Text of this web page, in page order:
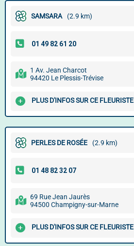
SAMSARA (2.9 km)
1 Av. Jean Charcot
94420 Le Plessis-Trévise
PLUS D'INFOS SUR CE FLEURISTE
PERLES DE ROSÉE (2.9 km)
69 Rue Jean Jaurès
94500 Champigny-sur-Marne
PLUS D'INFOS SUR CE FLEURISTE